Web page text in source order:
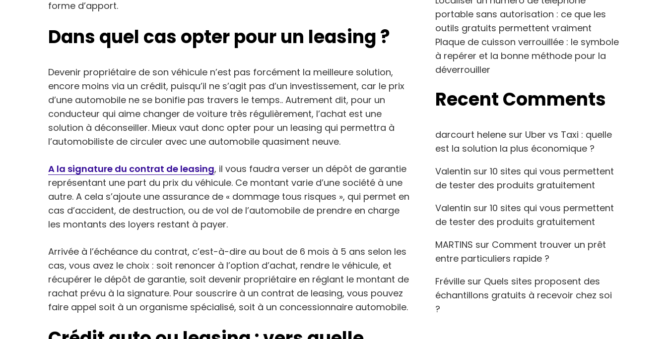
forme d’apport.
Dans quel cas opter pour un leasing ?
Devenir propriétaire de son véhicule n’est pas forcément la meilleure solution,
encore moins via un crédit, puisqu’il ne s’agit pas d’un investissement, car le prix
d’une automobile ne se bonifie pas travers le temps.. Autrement dit, pour un
conducteur qui aime changer de voiture très régulièrement, l’achat est une
solution à déconseiller. Mieux vaut donc opter pour un leasing qui permettra à
l’automobiliste de circuler avec une automobile quasiment neuve.
A la signature du contrat de leasing, il vous faudra verser un dépôt de garantie
représentant une part du prix du véhicule. Ce montant varie d’une société à une
autre. A cela s’ajoute une assurance de « dommage tous risques », qui permet en
cas d’accident, de destruction, ou de vol de l’automobile de prendre en charge
les montants des loyers restant à payer.
Arrivée à l’échéance du contrat, c’est-à-dire au bout de 6 mois à 5 ans selon les
cas, vous avez le choix : soit renoncer à l’option d’achat, rendre le véhicule, et
récupérer le dépôt de garantie, soit devenir propriétaire en réglant le montant de
rachat prévu à la signature. Pour souscrire à un contrat de leasing, vous pouvez
faire appel soit à un organisme spécialisé, soit à un concessionnaire automobile.
portable sans autorisation : ce que les
outils gratuits permettent vraiment
Plaque de cuisson verrouillée : le symbole
à repérer et la bonne méthode pour la
déverrouiller
Recent Comments
darcourt helene sur Uber vs Taxi : quelle
est la solution la plus économique ?
Valentin sur 10 sites qui vous permettent
de tester des produits gratuitement
Valentin sur 10 sites qui vous permettent
de tester des produits gratuitement
MARTINS sur Comment trouver un prêt
entre particuliers rapide ?
Fréville sur Quels sites proposent des
échantillons gratuits à recevoir chez soi
?